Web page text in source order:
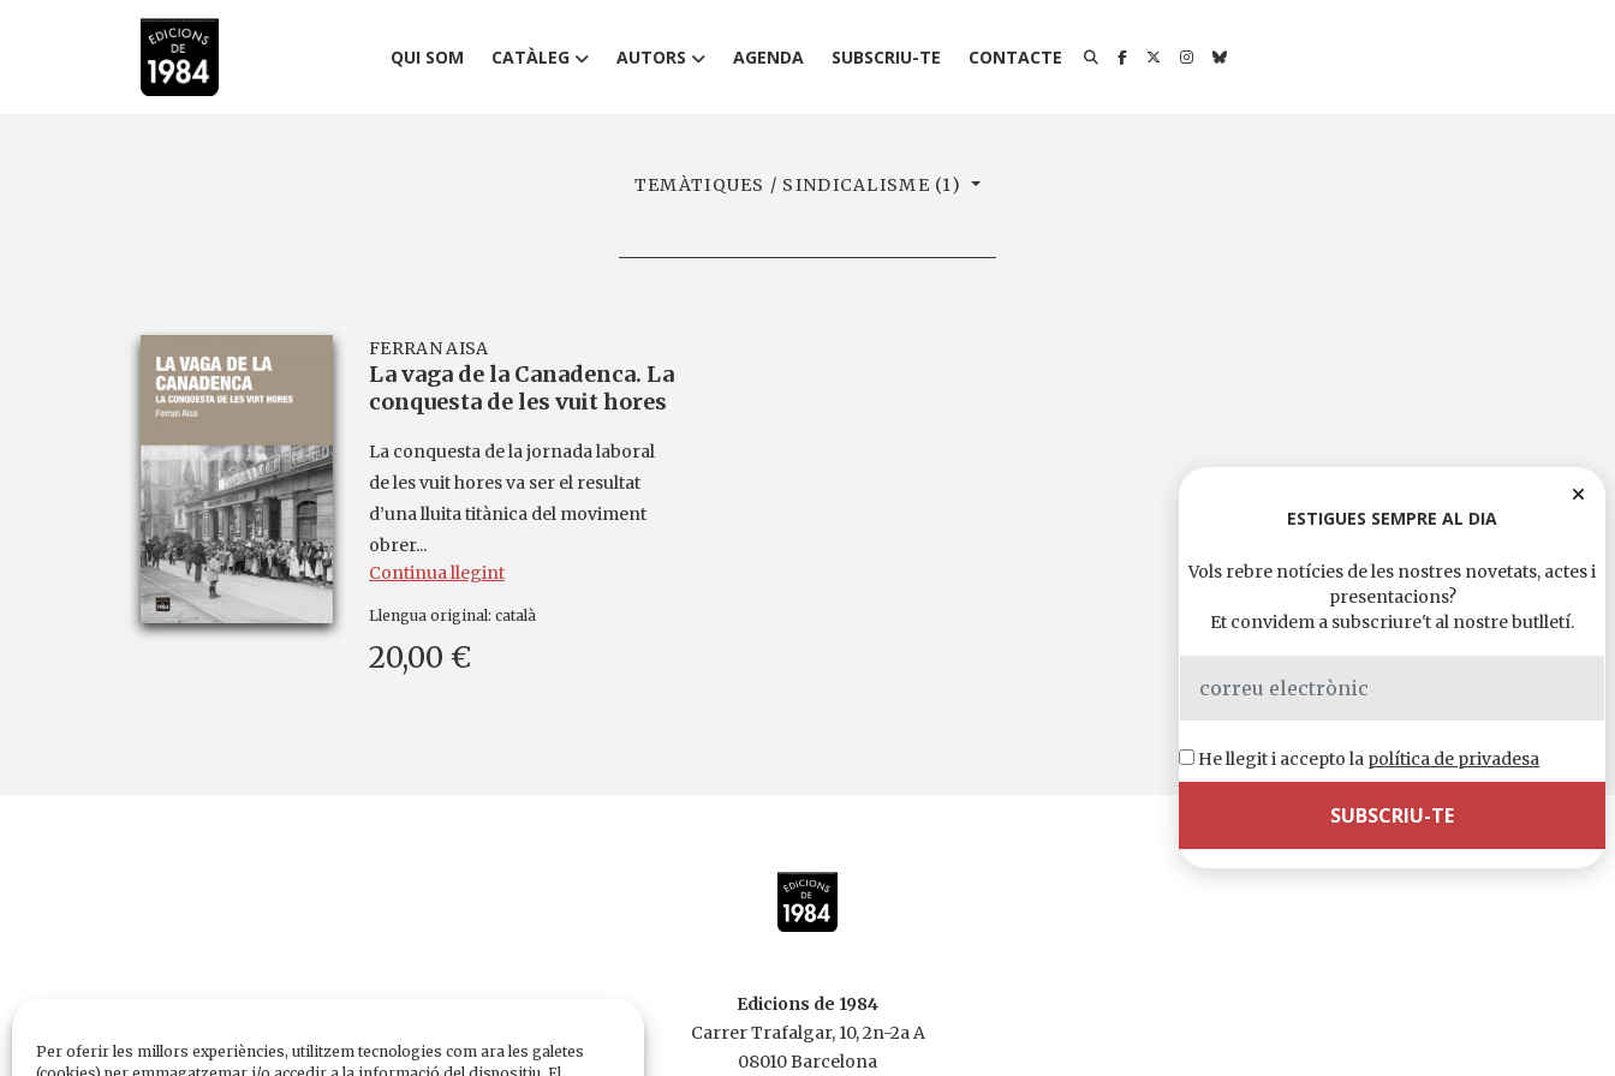
Per oferir les millors experiències, utilitzem tecnologies com ara les galetes
QUI SOM CATÀLEG AUTORS AGENDA SUBSCRIU-TE CONTACTE
TEMÀTIQUES / SINDICALISME (1)
FERRAN AISA
La vaga de la Canadenca. La
conquesta de les vuit hores
La conquesta de la jornada laboral
de les vuit hores va ser el resultat
d’una lluita titànica del moviment
obrer...
Continua llegint
Llengua original: català
20,00 €
Edicions de 1984
Carrer Trafalgar, 10, 2n-2a A
08010 Barcelona
ESTIGUES SEMPRE AL DIA
Vols rebre notícies de les nostres novetats, actes i
presentacions?
Et convidem a subscriure't al nostre butlletí.
He llegit i accepto la política de privadesa